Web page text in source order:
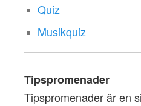
Quiz
Musikquiz
Tipspromenader
Tipspromenader är en